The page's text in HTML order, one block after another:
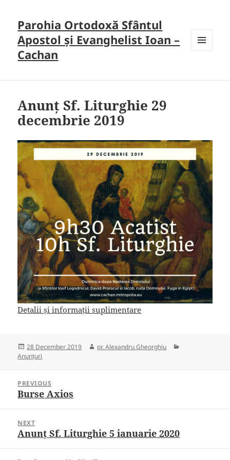
Parohia Ortodoxă Sfântul
Apostol și Evanghelist Ioan –
Cachan
Anunț Sf. Liturghie 29
decembrie 2019
Detalii și informații suplimentare
Posted
on
28 December 2019 Author
pr. Alexandru Gheorghiu
Anunțuri
navigation
PREVIOUS
Previous
Burse Axios
NEXT
Next
Anunț Sf. Liturghie 5 ianuarie 2020